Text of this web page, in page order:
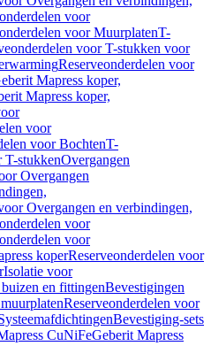
voor
voor MuurplatenT-
voor T-stukken voor
Reserveonderdelen voor
Mapress koper,
Mapress koper,
voor
voor BochtenT-
T-stukkenOvergangen
Overgangen
Overgangen en verbindingen,
voor
voor
koperReserveonderdelen voor
Isolatie voor
en fittingenBevestigingen
Reserveonderdelen voor
Bevestiging-sets
CuNiFeGeberit Mapress